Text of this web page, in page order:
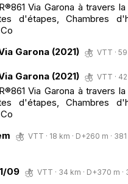
Via Garona à travers
d'étapes, Chambres
Garona (2021)
VTT ·
Garona (2021) VTT ·
Via Garona à travers
d'étapes, Chambres
VTT · 18 km · D+260 m · 381
09
VTT · 34 km · D+370 m ·